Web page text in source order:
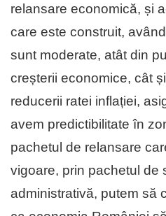
relansare economică, și
care este construit,
sunt moderate, atât din
creșterii economice, cât
reducerii ratei inflației,
avem predictibilitate în
pachetul de relansare
vigoare, prin pachetul de
administrativă, putem să